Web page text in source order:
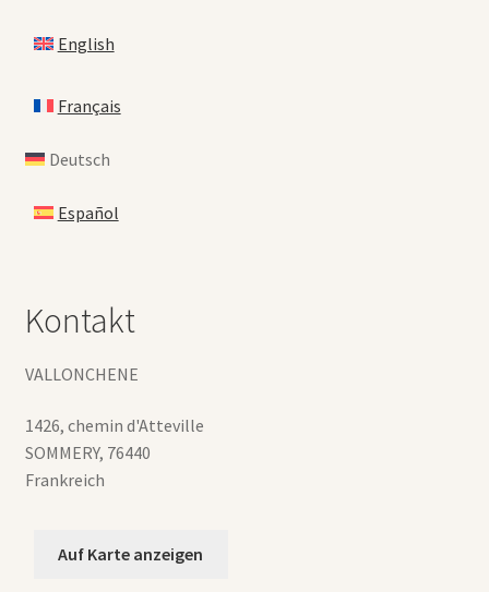
English
Français
Deutsch
Español
Kontakt
VALLONCHENE
1426, chemin d'Atteville
SOMMERY, 76440
Frankreich
Auf Karte anzeigen